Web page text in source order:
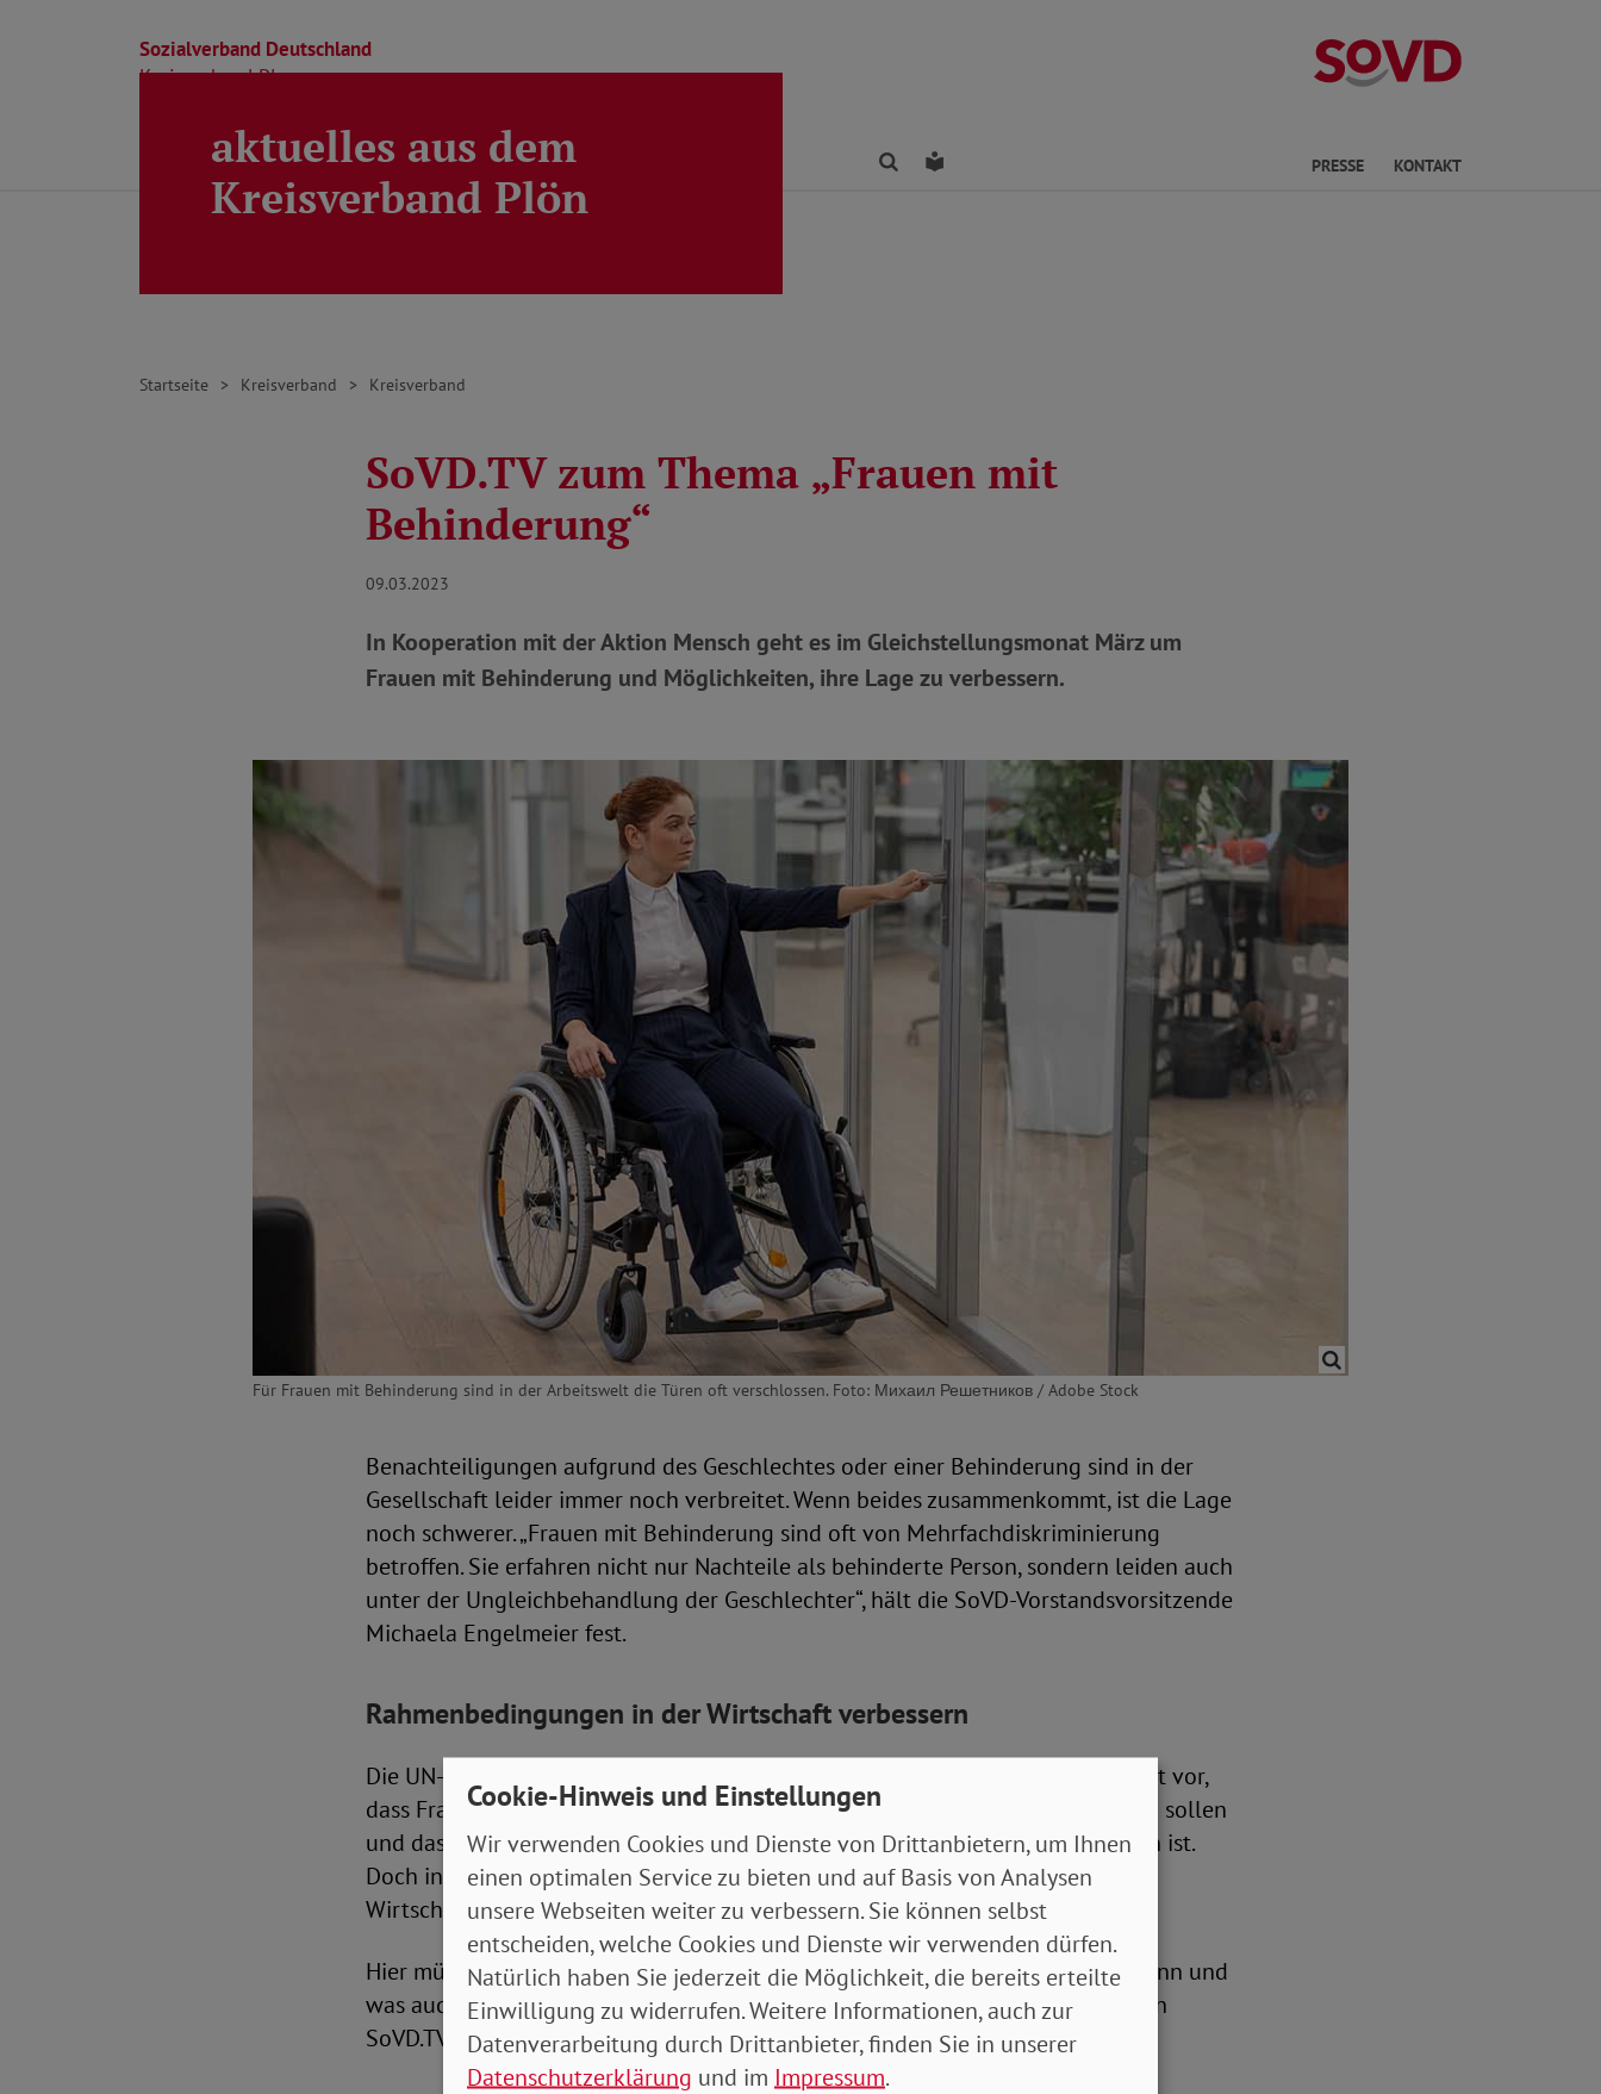
Sozialverband Deutschland
Kreisverband Ploen
Kreisverband
Direkt zu den Inhalten springen
Beratung Ortsverbände Kreisverband FindenLeichte Sprache PRESSE KONTAKT
aktuelles aus dem
Kreisverband Plön
Startseite Kreisverband Kreisverband
SoVD.TV zum Thema „Frauen mit
Behinderung“
09.03.2023
In Kooperation mit der Aktion Mensch geht es im Gleichstellungsmonat März um
Frauen mit Behinderung und Möglichkeiten, ihre Lage zu verbessern.
Für Frauen mit Behinderung sind in der Arbeitswelt die Türen oft verschlossen. Foto: Михаил Решетников / Adobe Stock
Benachteiligungen aufgrund des Geschlechtes oder einer Behinderung sind in der
Gesellschaft leider immer noch verbreitet. Wenn beides zusammenkommt, ist die Lage
noch schwerer. „Frauen mit Behinderung sind oft von Mehrfachdiskriminierung
betroffen. Sie erfahren nicht nur Nachteile als behinderte Person, sondern leiden auch
unter der Ungleichbehandlung der Geschlechter“, hält die SoVD-Vorstandsvorsitzende
Michaela Engelmeier fest.
Rahmenbedingungen in der Wirtschaft verbessern
Die UN-Behindertenrechtskonvention, die auch Deutschland ratifiziert hat, gibt vor,
dass Frauen mit Behinderung besonderen Schutz vor Diskriminierung erhalten sollen
und dass ihre Grundfreiheiten zu gewährleisten und ihre Autonomie zu stärken ist.
Doch in der Praxis haben es Frauen mit Behinderung vor allem in der freien
Wirtschaft oft schwer.
Hier müssen die Rahmenbedingungen verbessert werden. Wie das gelingen kann und
was auch gesellschaftlich passieren muss, ist Thema der nächsten Sendung von
SoVD.TV am 11. März um 16 Uhr.
Cookie-Hinweis und Einstellungen
Wir verwenden Cookies und Dienste von Drittanbietern, um Ihnen
einen optimalen Service zu bieten und auf Basis von Analysen
unsere Webseiten weiter zu verbessern. Sie können selbst
entscheiden, welche Cookies und Dienste wir verwenden dürfen.
Natürlich haben Sie jederzeit die Möglichkeit, die bereits erteilte
Einwilligung zu widerrufen. Weitere Informationen, auch zur
Datenverarbeitung durch Drittanbieter, finden Sie in unserer
Datenschutzerklärung und im Impressum.